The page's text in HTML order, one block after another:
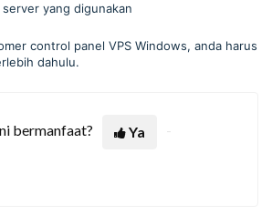
yang digunakan
control panel VPS Windows, anda harus
dahulu.
bermanfaat?
Ya